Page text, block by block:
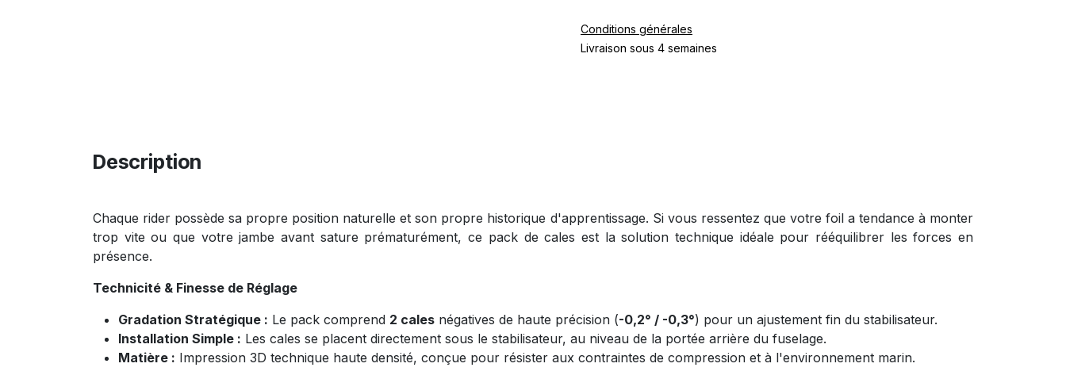
Conditions générales
Livraison sous 4 semaines
Description
Chaque rider possède sa propre position naturelle et son propre historique d'apprentissage. Si vous ressentez que votre foil a tendance à monter
trop vite ou que votre jambe avant sature prématurément, ce pack de cales est la solution technique idéale pour rééquilibrer les forces en
présence.
Technicité & Finesse de Réglage
Gradation Stratégique : Le pack comprend 2 cales négatives de haute précision (-0,2° / -0,3°) pour un ajustement fin du stabilisateur.
Installation Simple : Les cales se placent directement sous le stabilisateur, au niveau de la portée arrière du fuselage.
Matière : Impression 3D technique haute densité, conçue pour résister aux contraintes de compression et à l'environnement marin.